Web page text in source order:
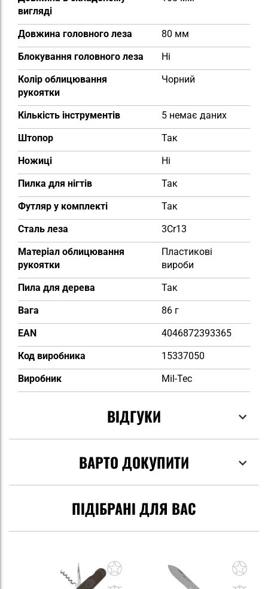
вигляді
Довжина головного леза
80 мм
Блокування головного леза
Ні
Колір облицювання
рукоятки
Чорний
Кількість інструментів
5 немає даних
Штопор
Так
Ножиці
Ні
Пилка для нігтів
Так
Футляр у комплекті
Так
Сталь леза
3Cr13
Матеріал облицювання
рукоятки
Пластикові
вироби
Пила для дерева
Так
Вага
86 г
EAN
4046872393365
Код виробника
15337050
Виробник
Mil-Tec
ВІДГУКИ
ВАРТО ДОКУПИТИ
ПІДІБРАНІ ДЛЯ ВАС